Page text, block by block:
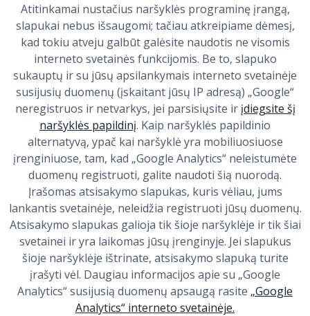
Atitinkamai nustačius naršyklės programinę įrangą,
slapukai nebus išsaugomi; tačiau atkreipiame dėmesį,
kad tokiu atveju galbūt galėsite naudotis ne visomis
interneto svetainės funkcijomis. Be to, slapuko
sukauptų ir su jūsų apsilankymais interneto svetainėje
susijusių duomenų (įskaitant jūsų IP adresą) „Google“
neregistruos ir netvarkys, jei parsisiųsite ir įdiegsite šį
naršyklės papildinį. Kaip naršyklės papildinio
alternatyvą, ypač kai naršyklė yra mobiliuosiuose
įrenginiuose, tam, kad „Google Analytics“ neleistumėte
duomenų registruoti, galite naudoti šią nuorodą.
Įrašomas atsisakymo slapukas, kuris vėliau, jums
lankantis svetainėje, neleidžia registruoti jūsų duomenų.
Atsisakymo slapukas galioja tik šioje naršyklėje ir tik šiai
svetainei ir yra laikomas jūsų įrenginyje. Jei slapukus
šioje naršyklėje ištrinate, atsisakymo slapuką turite
įrašyti vėl. Daugiau informacijos apie su „Google
Analytics“ susijusią duomenų apsaugą rasite „Google
Analytics“ interneto svetainėje.